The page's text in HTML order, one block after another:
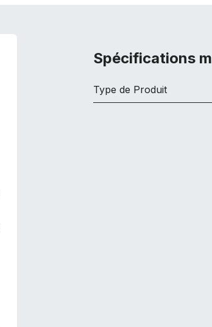
Spécifications
Type de Produit